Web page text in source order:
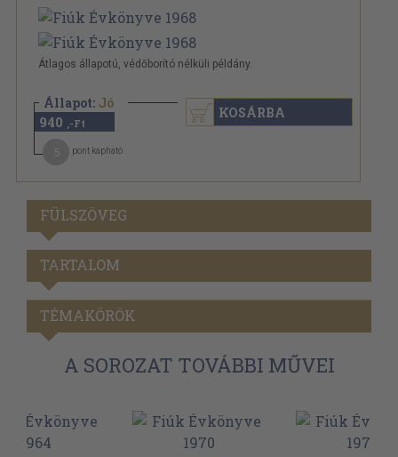
Átlagos állapotú, védőborító nélküli példány.
Állapot: Jó
940 ,-Ft
pont kapható
KOSÁRBA
FÜLSZÖVEG
TARTALOM
TÉMAKÖRÖK
A SOROZAT TOVÁBBI MŰVEI